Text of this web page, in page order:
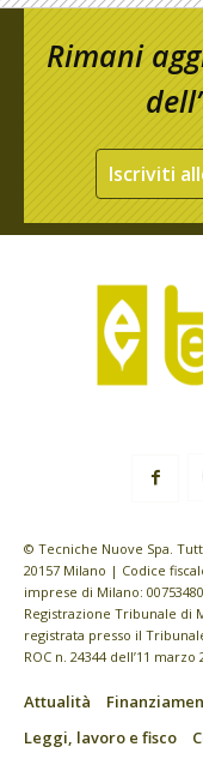
Rimani
Iscriviti
© Tecniche Nuove Spa.
20157 Milano | Codice
imprese di Milano:
Registrazione Tribunale di
registrata presso il
ROC n. 24344 dell’11 marzo
Attualità
Leggi, lavoro e fisco